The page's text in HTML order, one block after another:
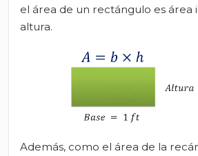
el área de un rectángulo es área
altura.
Además, como el área de la